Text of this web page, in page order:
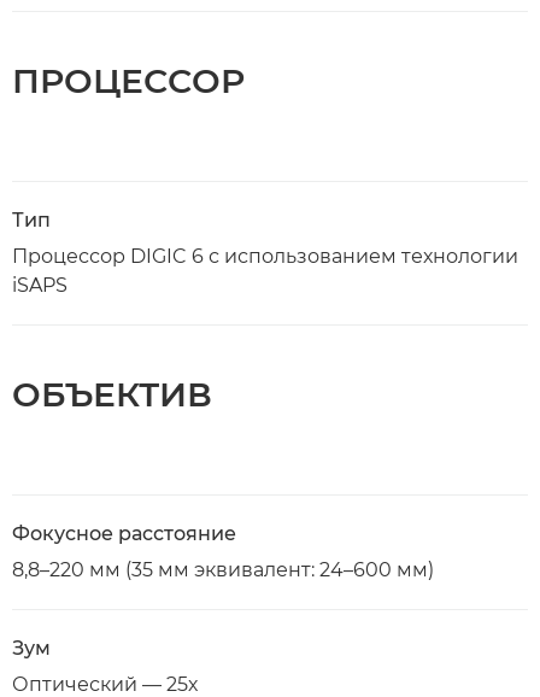
ПРОЦЕССОР
Тип
Процессор DIGIC 6 с использованием технологии
iSAPS
ОБЪЕКТИВ
Фокусное расстояние
8,8–220 мм (35 мм эквивалент: 24–600 мм)
Зум
Оптический — 25х